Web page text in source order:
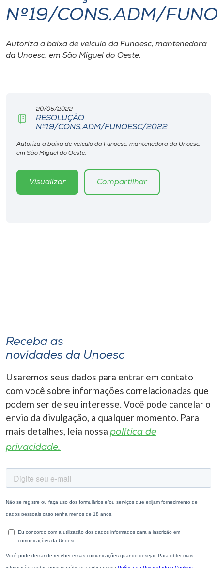
I.nova
Diplomados
Rádio
A+
Nº19/CONS.ADM/
Autoriza a baixa de veículo da Funoesc, mantenedora
da Unoesc, em São Miguel do Oeste.
20/05/2022
RESOLUÇÃO
Nº19/CONS.ADM/FUNOESC/2022
Autoriza a baixa de veículo da Funoesc, mantenedora da Unoesc,
em São Miguel do Oeste.
Visualizar Compartilhar
Receba as
novidades da Unoesc
Usaremos seus dados para entrar em contato
com você sobre informações correlacionadas que
podem ser de seu interesse. Você pode cancelar o
envio da divulgação, a qualquer momento. Para
mais detalhes, leia nossa política de
privacidade.